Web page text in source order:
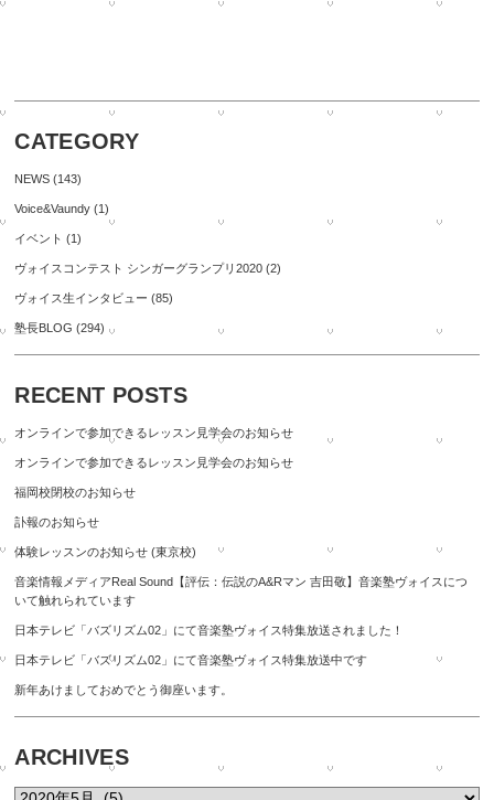
CATEGORY
NEWS (143)
Voice&Vaundy (1)
イベント (1)
ヴォイスコンテスト シンガーグランプリ2020 (2)
ヴォイス生インタビュー (85)
塾長BLOG (294)
RECENT POSTS
オンラインで参加できるレッスン見学会のお知らせ
オンラインで参加できるレッスン見学会のお知らせ
福岡校閉校のお知らせ
訃報のお知らせ
体験レッスンのお知らせ (東京校)
音楽情報メディアReal Sound【評伝：伝説のA&Rマン 吉田敬】音楽塾ヴォイスにつ
いて触れられています
日本テレビ「バズリズム02」にて音楽塾ヴォイス特集放送されました！
日本テレビ「バズリズム02」にて音楽塾ヴォイス特集放送中です
新年あけましておめでとう御座います。
ARCHIVES